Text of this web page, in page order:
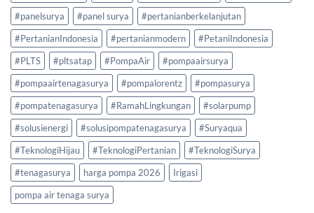
#panelsurya
#panel surya
#pertanianberkelanjutan
#PertanianIndonesia
#pertanianmodern
#PetaniIndonesia
#PLTS
#pltsatap #PompaAir
#pompaairsurya
#pompaairtenagasurya
#pompalorentz
#pompasurya
#pompatenagasurya
#RamahLingkungan
#solarpump
#solusienergi
#solusipompatenagasurya
#Suryaqua
#TeknologiHijau
#TeknologiPertanian
#TeknologiSurya
#tenagasurya
harga pompa 2026
Irigasi
pompa air tenaga surya